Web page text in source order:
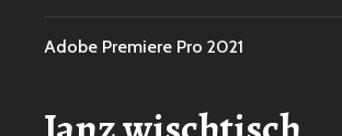
Adobe Premiere Pro 2021